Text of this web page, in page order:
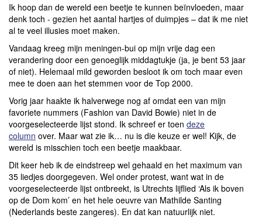
Ik hoop dan de wereld een beetje te kunnen beïnvloeden, maar
denk toch - gezien het aantal hartjes of duimpjes – dat ik me niet
al te veel illusies moet maken.
Vandaag kreeg mijn meningen-bui op mijn vrije dag een
verandering door een genoeglijk middagtukje (ja, je bent 53 jaar
of niet). Helemaal mild geworden besloot ik om toch maar even
mee te doen aan het stemmen voor de Top 2000.
Vorig jaar haakte ik halverwege nog af omdat een van mijn
favoriete nummers (Fashion van David Bowie) niet in de
voorgeselecteerde lijst stond. Ik schreef er toen deze
column over. Maar wat zie ik… nu is die keuze er wel! Kijk, de
wereld is misschien toch een beetje maakbaar.
Dit keer heb ik de eindstreep wel gehaald en het maximum van
35 liedjes doorgegeven. Wel onder protest, want wat in de
voorgeselecteerde lijst ontbreekt, is Utrechts lijflied ‘Als ik boven
op de Dom kom’ en het hele oeuvre van Mathilde Santing
(Nederlands beste zangeres). En dat kan natuurlijk niet.